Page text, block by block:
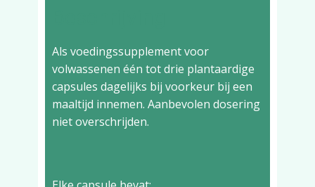
Als voedingssupplement voor
volwassenen één tot drie plantaardige
capsules dagelijks bij voorkeur bij een
maaltijd innemen. Aanbevolen dosering
niet overschrijden.